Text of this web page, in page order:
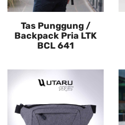
Tas Punggung /
Backpack Pria LTK
BCL 641